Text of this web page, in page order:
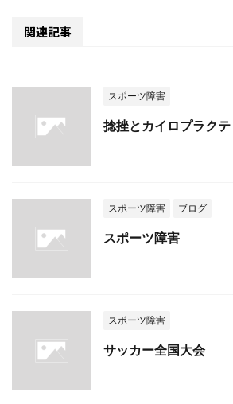
関連記事
スポーツ障害
捻挫とカイロプラク
スポーツ障害 ブログ
スポーツ障害
スポーツ障害
サッカー全国大会